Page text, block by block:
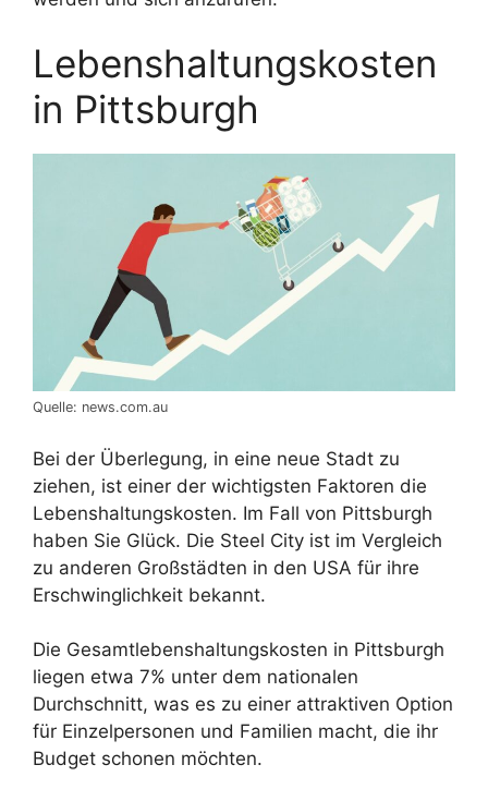
Lebenshaltungskosten
in Pittsburgh
Quelle: news.com.au
Bei der Überlegung, in eine neue Stadt zu
ziehen, ist einer der wichtigsten Faktoren die
Lebenshaltungskosten. Im Fall von Pittsburgh
haben Sie Glück. Die Steel City ist im Vergleich
zu anderen Großstädten in den USA für ihre
Erschwinglichkeit bekannt.
Die Gesamtlebenshaltungskosten in Pittsburgh
liegen etwa 7% unter dem nationalen
Durchschnitt, was es zu einer attraktiven Option
für Einzelpersonen und Familien macht, die ihr
Budget schonen möchten.